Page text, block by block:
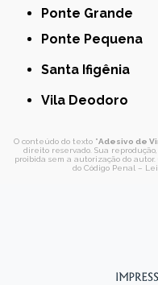
Ponte Grande
Ponte Pequena
Santa Ifigênia
Vila Deodoro
O conteúdo do texto "Adesivo de
direito reservado. Sua
proibida sem a autorização do
do Código Penal –